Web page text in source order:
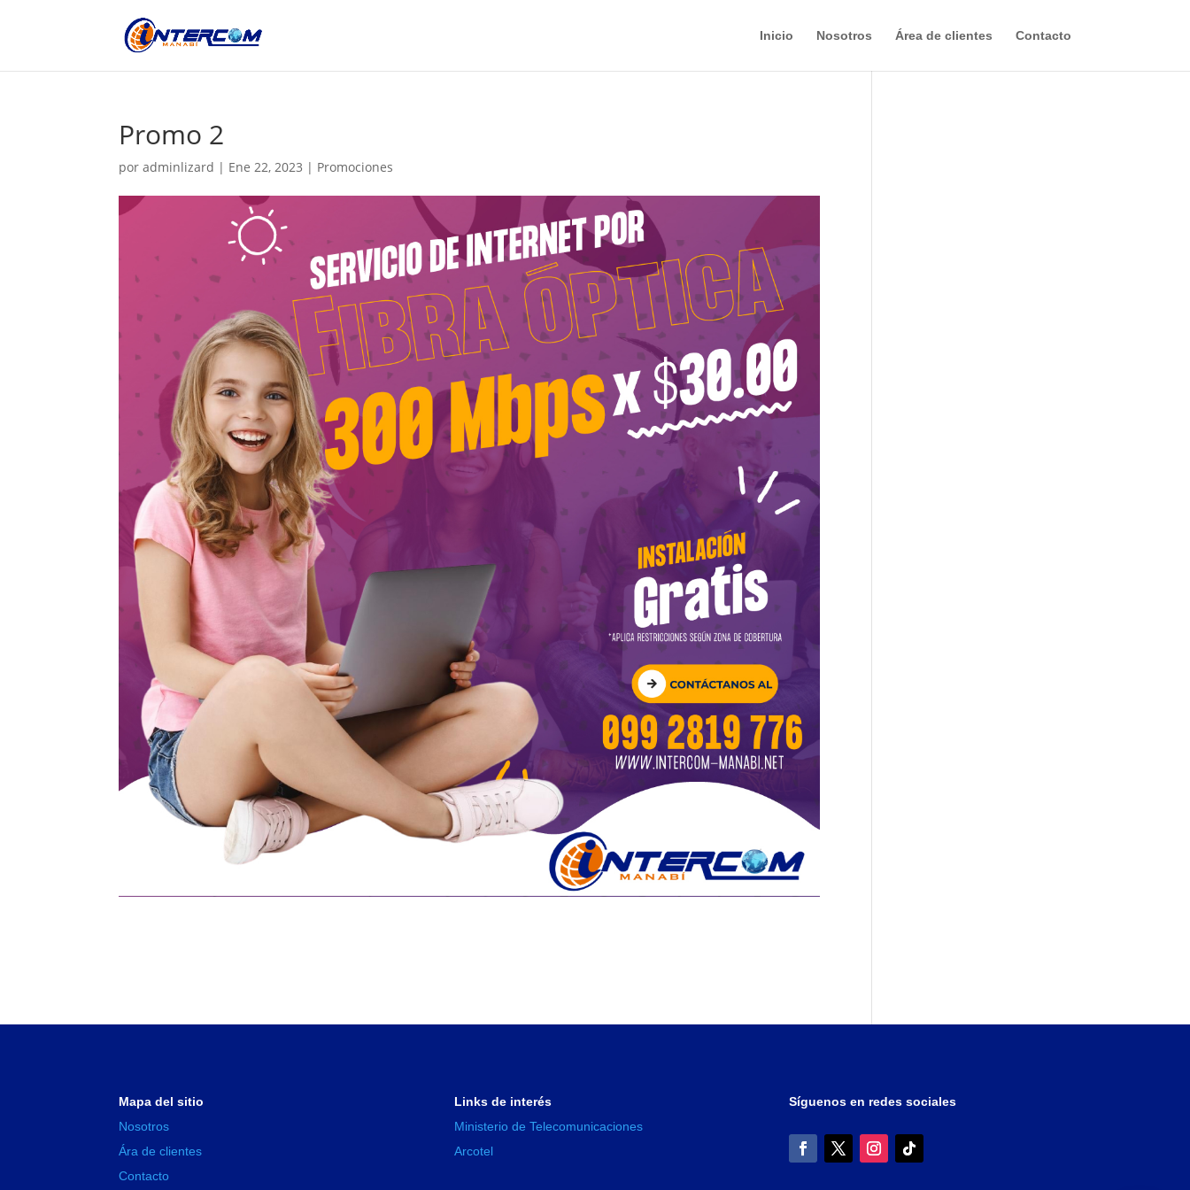
Inicio Nosotros Área de clientes Contacto
Promo 2
poradminlizard | Ene 22, 2023 | Promociones
Mapa del sitio
Nosotros
Ára de clientes
Contacto
Links de interés
Ministerio de Telecomunicaciones
Arcotel
Síguenos en redes sociales